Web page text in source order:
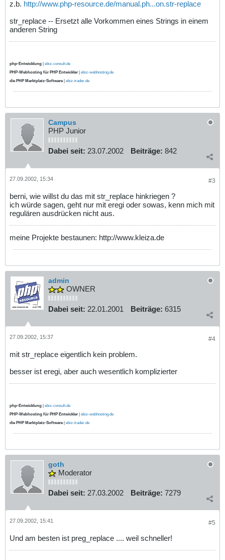
z.b. http://www.php-resource.de/manual.ph...on.str-replace
str_replace -- Ersetzt alle Vorkommen eines Strings in einem
anderen String
php-Entwicklung | ebiz-consult.de
PHP-Webhosting für PHP Entwickler | ebiz-webhosting.de
die PHP Marktplatz-Software | ebiz-trader.de
Campus
PHP Junior
Dabei seit: 23.07.2002 Beiträge: 842
#3
27.09.2002, 15:34
berni, wie willst du das mit str_replace hinkriegen ?
ich würde sagen, geht nur mit eregi oder sowas, kenn mich mit
regulären ausdrücken nicht aus.
meine Projekte bestaunen: http://www.kleiza.de
admin
OWNER
Dabei seit: 22.01.2001 Beiträge: 6315
#4
27.09.2002, 15:37
mit str_replace eigentlich kein problem.
besser ist eregi, aber auch wesentlich komplizierter
php-Entwicklung | ebiz-consult.de
PHP-Webhosting für PHP Entwickler | ebiz-webhosting.de
die PHP Marktplatz-Software | ebiz-trader.de
goth
Moderator
Dabei seit: 27.03.2002 Beiträge: 7279
#5
27.09.2002, 15:41
Und am besten ist preg_replace .... weil schneller!